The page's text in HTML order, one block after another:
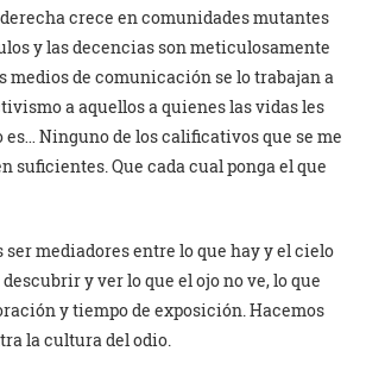
crece en comunidades mutantes
y las decencias son meticulosamente
medios de comunicación se lo trabajan a
a aquellos a quienes las vidas les
Ninguno de los calificativos que se me
suficientes. Que cada cual ponga el que
ser mediadores entre lo que hay y el cielo
y ver lo que el ojo no ve, lo que
y tiempo de exposición. Hacemos
la cultura del odio.